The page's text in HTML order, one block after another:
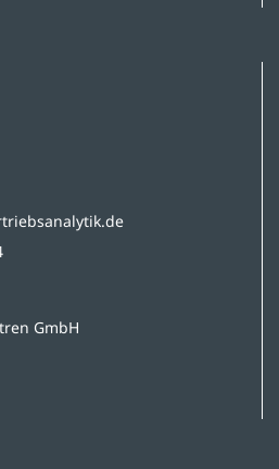
GmbH